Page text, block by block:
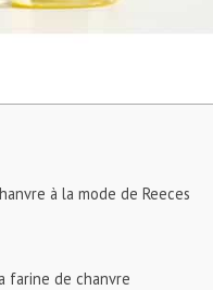
à la mode de Reeces
farine de chanvre